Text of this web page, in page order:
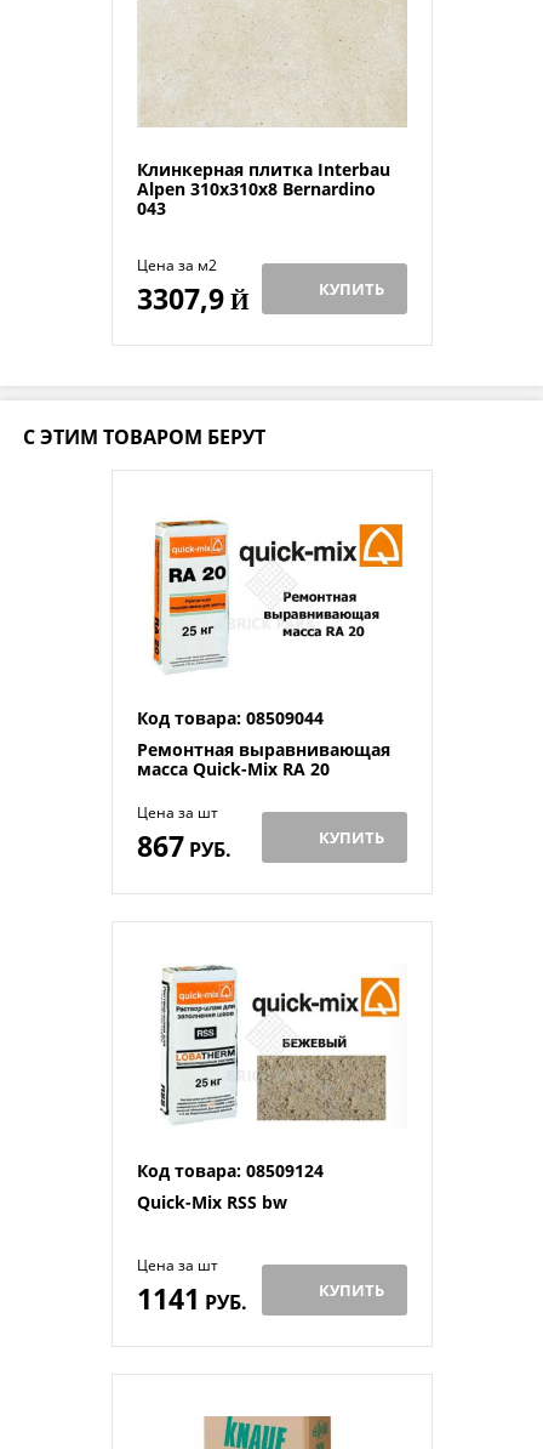
Клинкерная плитка Interbau
Alpen 310x310x8 Bernardino
043
Цена за м2
3307,9Й КУПИТЬ
С ЭТИМ ТОВАРОМ БЕРУТ
Код товара: 08509044
Ремонтная выравнивающая
масса Quick-Mix RA 20
Цена за шт
867 РУБ. КУПИТЬ
Код товара: 08509124
Quick-Mix RSS bw
Цена за шт
1141 РУБ. КУПИТЬ